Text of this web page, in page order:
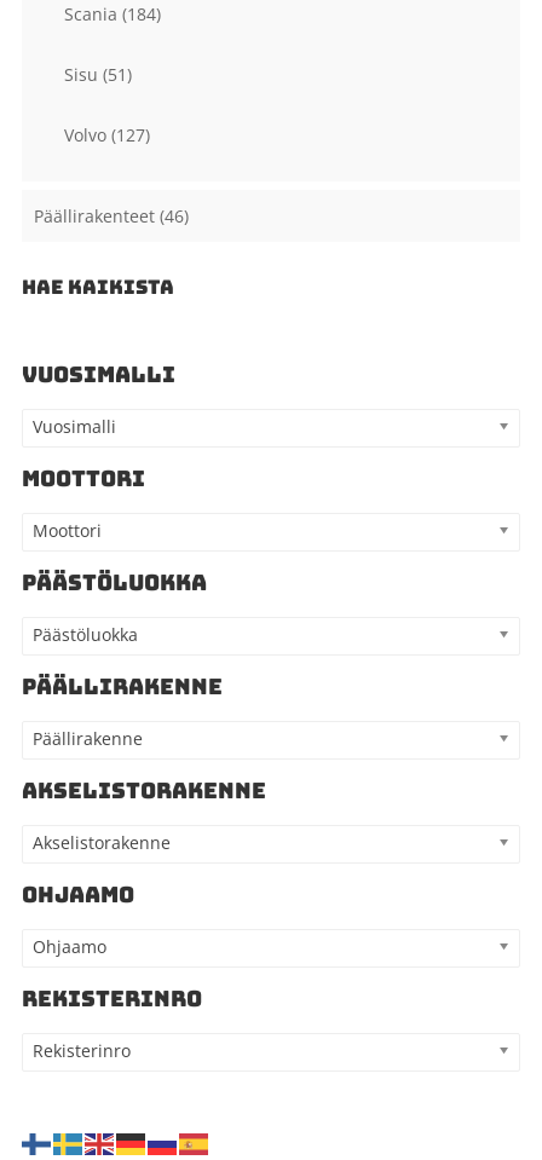
Scania (184)
Sisu (51)
Volvo (127)
Päällirakenteet (46)
HAE KAIKISTA
VUOSIMALLI
Vuosimalli
MOOTTORI
Moottori
PÄÄSTÖLUOKKA
Päästöluokka
PÄÄLLIRAKENNE
Päällirakenne
AKSELISTORAKENNE
Akselistorakenne
OHJAAMO
Ohjaamo
REKISTERINRO
Rekisterinro